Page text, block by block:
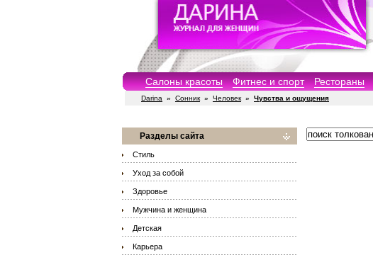
Салоны красоты Фитнес и спорт Рестораны
Darina » Сонник » Человек » Чувства и ощущения
Разделы сайта
Стиль
Уход за собой
Здоровье
Мужчина и женщина
Детская
Карьера